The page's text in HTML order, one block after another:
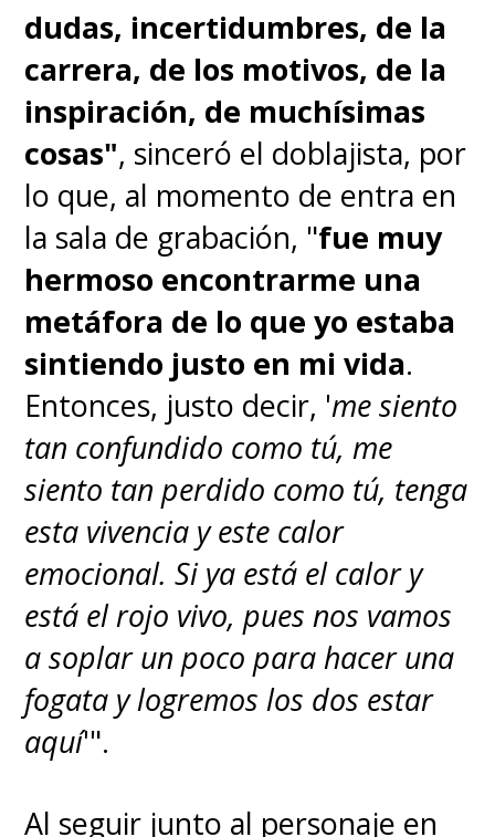
dudas, incertidumbres, de la
carrera, de los motivos, de la
inspiración, de muchísimas
cosas", sinceró el doblajista, por
lo que, al momento de entra en
la sala de grabación, "fue muy
hermoso encontrarme una
metáfora de lo que yo estaba
sintiendo justo en mi vida.
Entonces, justo decir, 'me siento
tan confundido como tú, me
siento tan perdido como tú, tenga
esta vivencia y este calor
emocional. Si ya está el calor y
está el rojo vivo, pues nos vamos
a soplar un poco para hacer una
fogata y logremos los dos estar
aquí'".
Al seguir junto al personaje en